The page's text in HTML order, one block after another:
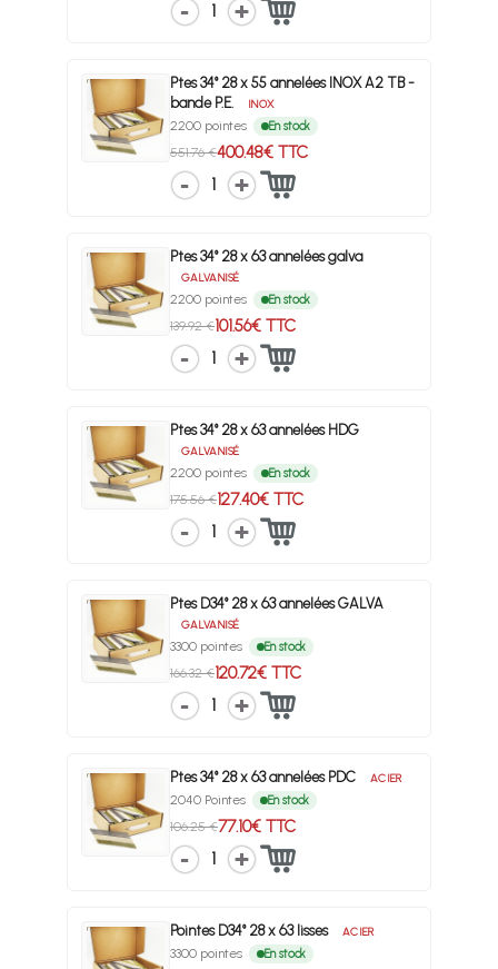
1
Ptes 34° 28 x 55 annelées INOX A2 TB -
bande P.E.
INOX
2200 pointes En stock
551.76 €400.48€ TTC
1
Ptes 34° 28 x 63 annelées galva
GALVANISÉ
2200 pointes En stock
139.92 €101.56€ TTC
1
Ptes 34° 28 x 63 annelées HDG
GALVANISÉ
2200 pointes En stock
175.56 €127.40€ TTC
1
Ptes D34° 28 x 63 annelées GALVA
GALVANISÉ
3300 pointes En stock
166.32 €120.72€ TTC
1
Ptes 34° 28 x 63 annelées PDC ACIER
2040 Pointes En stock
106.25 €77.10€ TTC
1
Pointes D34° 28 x 63 lisses ACIER
3300 pointes En stock